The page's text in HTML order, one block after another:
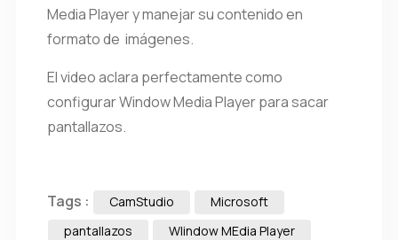
Media Player y manejar su contenido en
formato de imágenes.
El video aclara perfectamente como
configurar Window Media Player para sacar
pantallazos.
Tags : CamStudio
Microsoft
pantallazos
WIindow MEdia Player